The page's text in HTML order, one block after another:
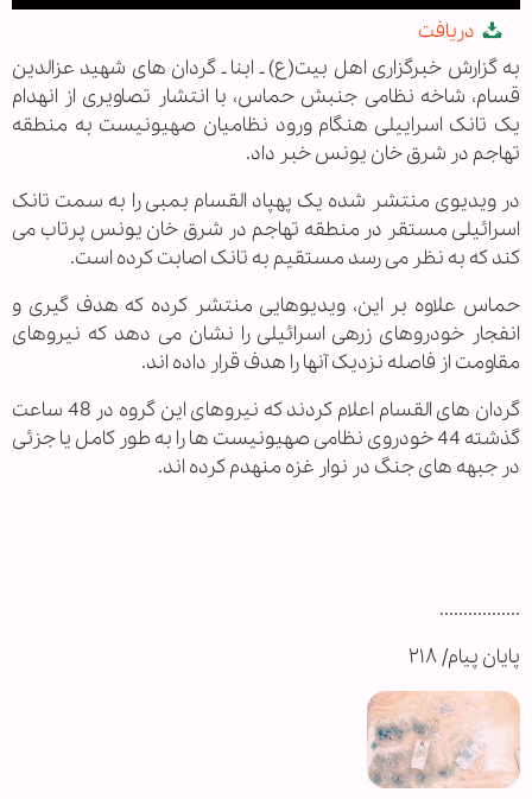
Play Mute Settings
PIP Enter
دریافت
به گزارش خبرگزاری اهل بیت(ع) ـ ابنا ـ گردان های شهید عزالدین
قسام، شاخه نظامی جنبش حماس، با انتشار تصاویری از انهدام
یک تانک اسراییلی هنگام ورود نظامیان صهیونیست به منطقه
تهاجم در شرق خان یونس خبر داد.
در ویدیوی منتشر شده یک پهپاد القسام بمبی را به سمت تانک
اسرائیلی مستقر در منطقه تهاجم در شرق خان یونس پرتاب می
کند که به نظر می رسد مستقیم به تانک اصابت کرده است.
حماس علاوه بر این، ویدیوهایی منتشر کرده که هدف گیری و
انفجار خودروهای زرهی اسرائیلی را نشان می دهد که نیروهای
مقاومت از فاصله نزدیک آنها را هدف قرار داده اند.
گردان های القسام اعلام کردند که نیروهای این گروه در 48 ساعت
گذشته 44 خودروی نظامی صهیونیست ها را به طور کامل یا جزئی
در جبهه های جنگ در نوار غزه منهدم کرده اند.
.................
پایان پیام/ ۲۱۸